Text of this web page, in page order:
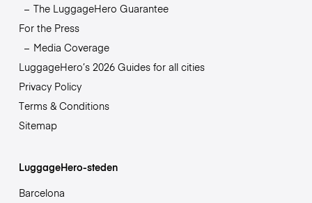
The LuggageHero Guarantee
For the Press
Media Coverage
LuggageHero’s 2026 Guides for all cities
Privacy Policy
Terms & Conditions
Sitemap
LuggageHero-steden
Barcelona